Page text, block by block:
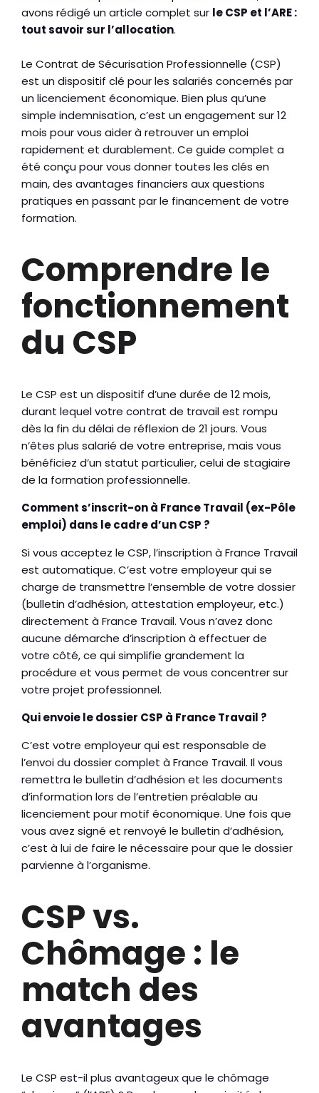
avons rédigé un article complet sur le CSP et l’ARE :
tout savoir sur l’allocation.
Le Contrat de Sécurisation Professionnelle (CSP)
est un dispositif clé pour les salariés concernés par
un licenciement économique. Bien plus qu’une
simple indemnisation, c’est un engagement sur 12
mois pour vous aider à retrouver un emploi
rapidement et durablement. Ce guide complet a
été conçu pour vous donner toutes les clés en
main, des avantages financiers aux questions
pratiques en passant par le financement de votre
formation.
Comprendre le
fonctionnement
du CSP
Le CSP est un dispositif d’une durée de 12 mois,
durant lequel votre contrat de travail est rompu
dès la fin du délai de réflexion de 21 jours. Vous
n’êtes plus salarié de votre entreprise, mais vous
bénéficiez d’un statut particulier, celui de stagiaire
de la formation professionnelle.
Comment s’inscrit-on à France Travail (ex-Pôle
emploi) dans le cadre d’un CSP ?
Si vous acceptez le CSP, l’inscription à France Travail
est automatique. C’est votre employeur qui se
charge de transmettre l’ensemble de votre dossier
(bulletin d’adhésion, attestation employeur, etc.)
directement à France Travail. Vous n’avez donc
aucune démarche d’inscription à effectuer de
votre côté, ce qui simplifie grandement la
procédure et vous permet de vous concentrer sur
votre projet professionnel.
Qui envoie le dossier CSP à France Travail ?
C’est votre employeur qui est responsable de
l’envoi du dossier complet à France Travail. Il vous
remettra le bulletin d’adhésion et les documents
d’information lors de l’entretien préalable au
licenciement pour motif économique. Une fois que
vous avez signé et renvoyé le bulletin d’adhésion,
c’est à lui de faire le nécessaire pour que le dossier
parvienne à l’organisme.
CSP vs.
Chômage : le
match des
avantages
Le CSP est-il plus avantageux que le chômage